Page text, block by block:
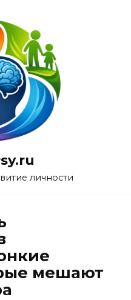
личности
мешают